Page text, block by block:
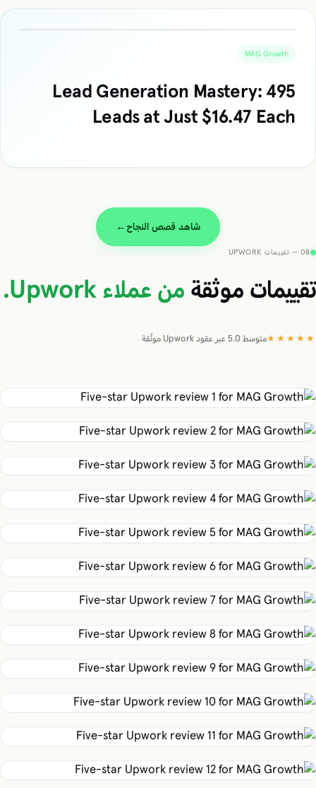
MAG Growth
Lead Generation Mastery: 495
Leads at Just $16.47 Each
شاهد قصص النجاح →
08 — تقييمات UPWORK
تقييمات موثقة من عملاء Upwork.
★★★★★متوسط 5.0 عبر عقود Upwork موثّقة